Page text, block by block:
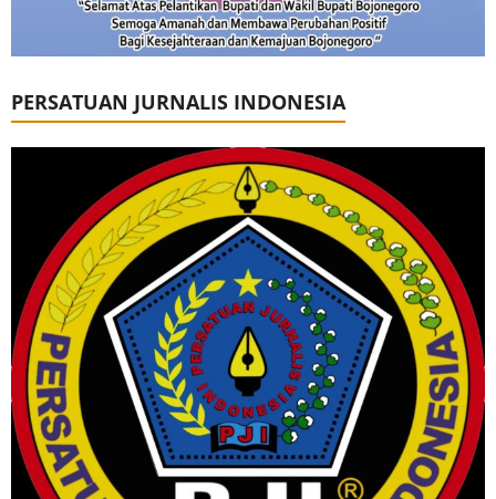
PERSATUAN JURNALIS INDONESIA